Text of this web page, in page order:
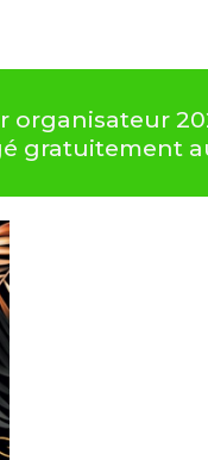
gratuitement